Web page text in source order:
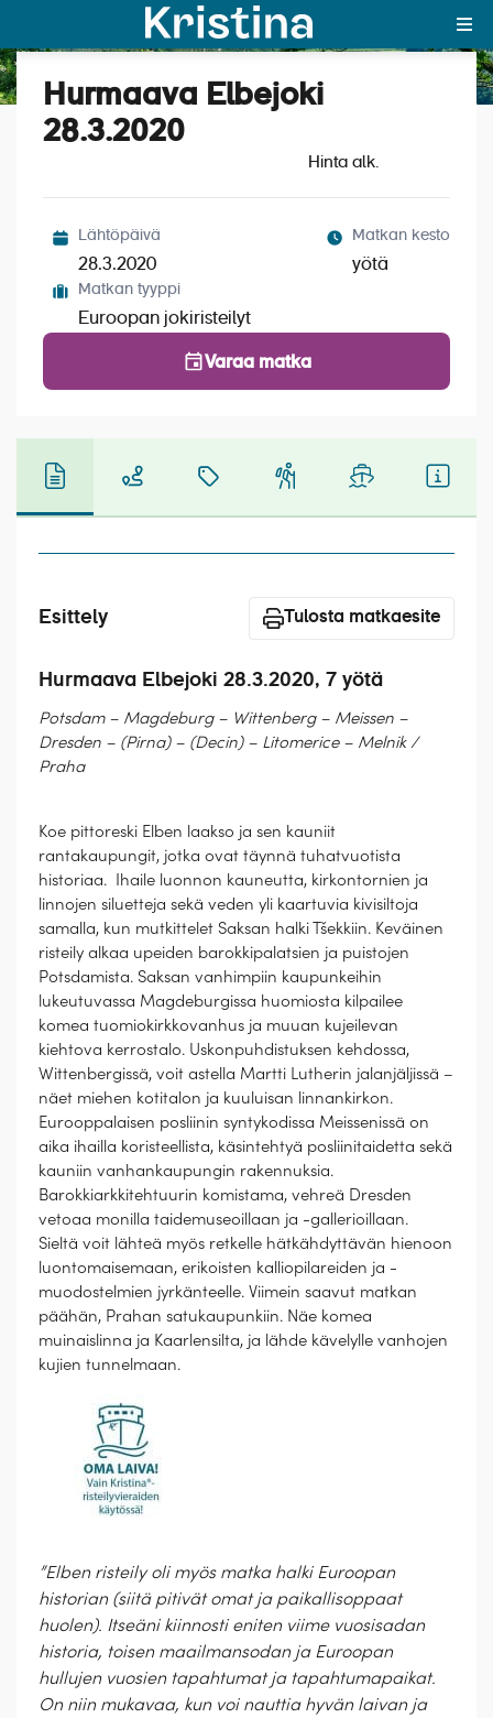
Yksin matkalle?
Hyvä tietää
Katso kuvat (4)
Hurmaava Elbejoki
28.3.2020
Hinta alk.
Lähtöpäivä
28.3.2020
Matkan kesto
yötä
Matkan tyyppi
Euroopan jokiristeilyt
Varaa matka
Esittely Tulosta matkaesite
Hurmaava Elbejoki 28.3.2020, 7 yötä
Potsdam – Magdeburg – Wittenberg – Meissen –
Dresden – (Pirna) – (Decin) – Litomerice – Melnik /
Praha
Koe pittoreski Elben laakso ja sen kauniit
rantakaupungit, jotka ovat täynnä tuhatvuotista
historiaa. Ihaile luonnon kauneutta, kirkontornien ja
linnojen siluetteja sekä veden yli kaartuvia kivisiltoja
samalla, kun mutkittelet Saksan halki Tšekkiin. Keväinen
risteily alkaa upeiden barokkipalatsien ja puistojen
Potsdamista. Saksan vanhimpiin kaupunkeihin
lukeutuvassa Magdeburgissa huomiosta kilpailee
komea tuomiokirkkovanhus ja muuan kujeilevan
kiehtova kerrostalo. Uskonpuhdistuksen kehdossa,
Wittenbergissä, voit astella Martti Lutherin jalanjäljissä –
näet miehen kotitalon ja kuuluisan linnankirkon.
Eurooppalaisen posliinin syntykodissa Meissenissä on
aika ihailla koristeellista, käsintehtyä posliinitaidetta sekä
kauniin vanhankaupungin rakennuksia.
Barokkiarkkitehtuurin komistama, vehreä Dresden
vetoaa monilla taidemuseoillaan ja -gallerioillaan.
Sieltä voit lähteä myös retkelle hätkähdyttävän hienoon
luontomaisemaan, erikoisten kalliopilareiden ja -
muodostelmien jyrkänteelle. Viimein saavut matkan
päähän, Prahan satukaupunkiin. Näe komea
muinaislinna ja Kaarlensilta, ja lähde kävelylle vanhojen
kujien tunnelmaan.
”Elben risteily oli myös matka halki Euroopan
historian (siitä pitivät omat ja paikallisoppaat
huolen). Itseäni kiinnosti eniten viime vuosisadan
historia, toisen maailmansodan ja Euroopan
hullujen vuosien tapahtumat ja tapahtumapaikat.
On niin mukavaa, kun voi nauttia hyvän laivan ja